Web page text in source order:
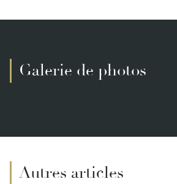
Galerie de photos
Autres articles